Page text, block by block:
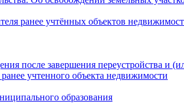
ранее учтённых объектов
после завершения переустройства и
учтенного объекта недвижимости
образования